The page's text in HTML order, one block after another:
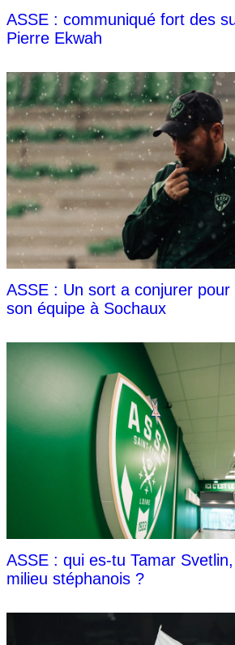
ASSE : communiqué fort des
Pierre Ekwah
ASSE : Un sort a conjurer
son équipe à Sochaux
ASSE : qui es-tu Tamar
milieu stéphanois ?